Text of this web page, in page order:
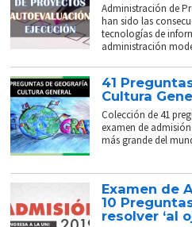
Administración de
han sido las
tecnologías de
administración
41
Cultura
Colección de 41
examen de
más grande del
Examen de
10
resolver ‘al